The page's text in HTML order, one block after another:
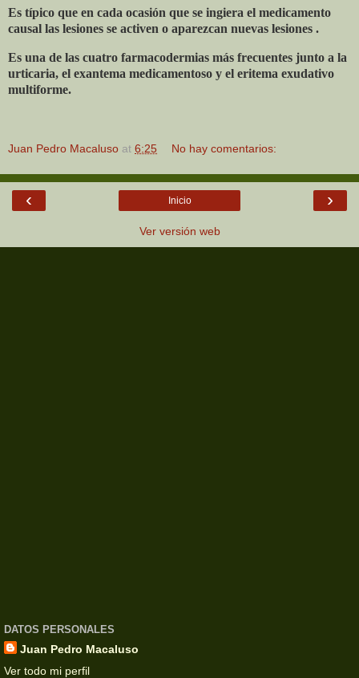
Es típico que en cada ocasión que se ingiera el medicamento
causal las lesiones se activen o aparezcan nuevas lesiones .
Es una de las cuatro farmacodermias más frecuentes junto a la
urticaria, el exantema medicamentoso y el eritema exudativo
multiforme.
Juan Pedro Macaluso at 6:25 No hay comentarios:
‹ ›
Inicio
Ver versión web
DATOS PERSONALES
Juan Pedro Macaluso
Ver todo mi perfil